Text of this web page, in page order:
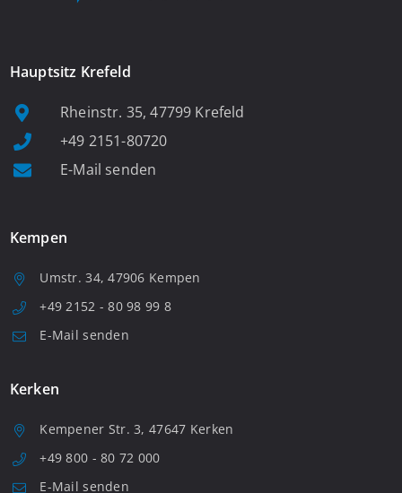
Hauptsitz Krefeld
Rheinstr. 35, 47799 Krefeld
+49 2151-80720
E-Mail senden
Kempen
Umstr. 34, 47906 Kempen
+49 2152 - 80 98 99 8
E-Mail senden
Kerken
Kempener Str. 3, 47647 Kerken
+49 800 - 80 72 000
E-Mail senden